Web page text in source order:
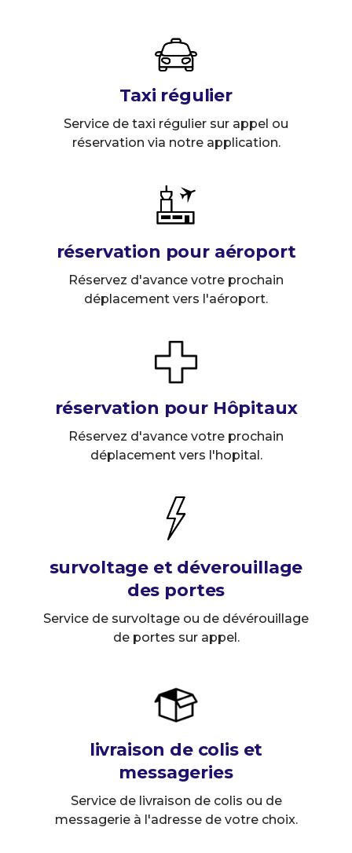
Taxi régulier
Service de taxi régulier sur appel ou
réservation via notre application.
réservation pour aéroport
Réservez d'avance votre prochain
déplacement vers l'aéroport.
réservation pour Hôpitaux
Réservez d'avance votre prochain
déplacement vers l'hopital.
survoltage et déverouillage
des portes
Service de survoltage ou de dévérouillage
de portes sur appel.
livraison de colis et
messageries
Service de livraison de colis ou de
messagerie à l'adresse de votre choix.